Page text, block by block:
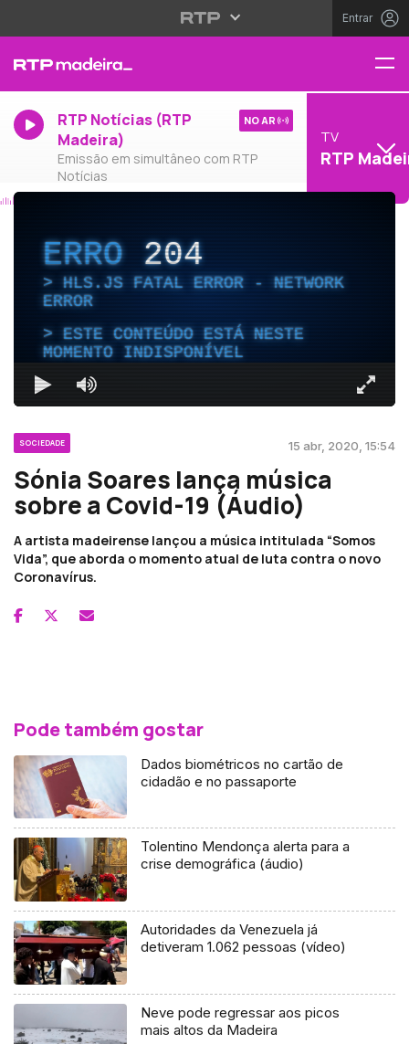
Entrar
RTP Notícias (RTP
Madeira)
Emissão em simultâneo com RTP
Notícias
NO AR
TV
RTP
ERRO204
HLS.JS FATAL ERROR - NETWORK
ERROR
ESTE CONTEÚDO ESTÁ NESTE
MOMENTO INDISPONÍVEL
SOCIEDADE 15 abr, 2020, 15:54
Sónia Soares lança música
sobre a Covid-19 (Áudio)
A artista madeirense lançou a música intitulada “Somos
Vida”, que aborda o momento atual de luta contra o novo
Coronavírus.
Pode também gostar
Dados biométricos no cartão de
cidadão e no passaporte
Tolentino Mendonça alerta para a
crise demográfica (áudio)
Autoridades da Venezuela já
detiveram 1.062 pessoas (vídeo)
Neve pode regressar aos picos
mais altos da Madeira